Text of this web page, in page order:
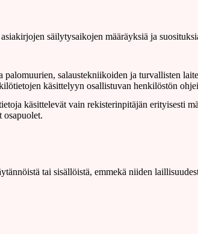
säilytysaikojen määräyksiä ja
salaustekniikoiden ja turvallisten
käsittelyyn osallistuvan henkilöstön
käsittelevät vain rekisterinpitäjän erityisesti
osapuolet.
tai sisällöistä, emmekä niiden